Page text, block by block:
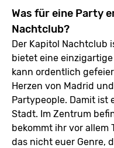
Was für eine Party
Nachtclub?
Der Kapitol Nachtclub
bietet eine
kann ordentlich
Herzen von Madrid
Partypeople. Damit ist
Stadt. Im Zentrum
bekommt ihr vor allem
das nicht euer Genre,